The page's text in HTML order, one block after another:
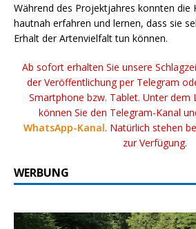
Während des Projektjahres konnten die
hautnah erfahren und lernen, dass sie
Erhalt der Artenvielfalt tun können.
Ab sofort erhalten Sie unsere
der Veröffentlichung per Telegram
Smartphone bzw. Tablet. Unter dem
können Sie den Telegram-Kanal
WhatsApp-Kanal. Natürlich stehen
zur Verfügung.
WERBUNG